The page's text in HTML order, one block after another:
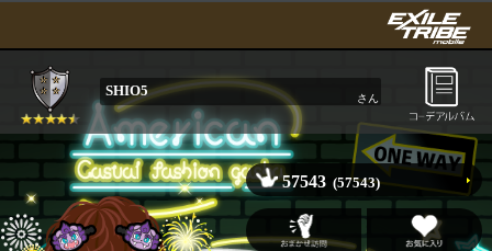
SHIO5 さん
57543 (57543)